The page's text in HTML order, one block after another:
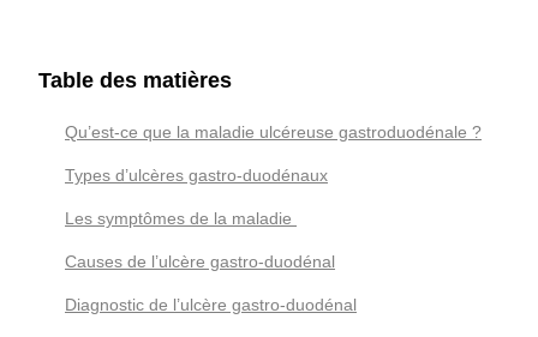
Table des matières
Qu’est-ce que la maladie ulcéreuse gastroduodénale ?
Types d’ulcères gastro-duodénaux
Les symptômes de la maladie
Causes de l’ulcère gastro-duodénal
Diagnostic de l’ulcère gastro-duodénal